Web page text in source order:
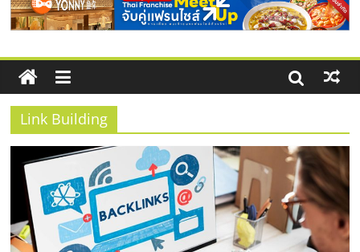
ร้านเครื่องเสียงคุณภาพสูง พร้อม
โซลูชันระบบภาพและเสียง
ข้อมูล
ธุรกิจ
SME
แห่ง
ประเทศไทย,
Link Building